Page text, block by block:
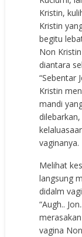
Kristin,
Kristin
begitu
Non
diantara
“Sebentar
Kristin
mandi
vaginanya.
Melihat
langsung
didalm
“Augh..
vagina